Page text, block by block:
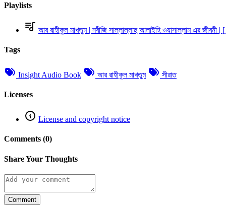
Playlists
আর রাহীকুল মাখতুৃম | নবীজি সাল্লাল্লাহু আলাইহি ওয়াসাল্লাম এর জীবনী |
Tags
Insight Audio Book আর রাহীকুল মাখতুৃম সীরাত
Licenses
License and copyright notice
Comments (0)
Share Your Thoughts
Comment